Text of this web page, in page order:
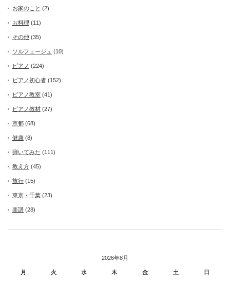
お家のこと (2)
お料理 (11)
その他 (35)
ソルフェージュ (10)
ピアノ (224)
ピアノ初心者 (152)
ピアノ教室 (41)
ピアノ教材 (27)
京都 (68)
健康 (8)
弾いてみた (111)
教え方 (45)
旅行 (15)
東京・千葉 (23)
楽譜 (28)
2026年8月
月 火 水 木 金 土 日